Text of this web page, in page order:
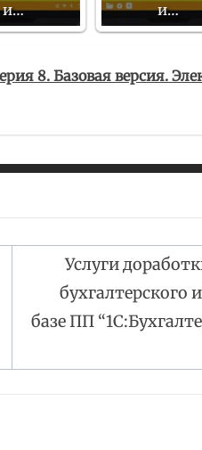
и…
и…
8. Базовая версия.
Услуги
бухгалтерского
базе ПП